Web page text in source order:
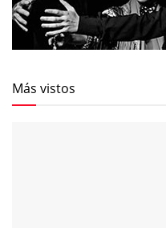
Más vistos